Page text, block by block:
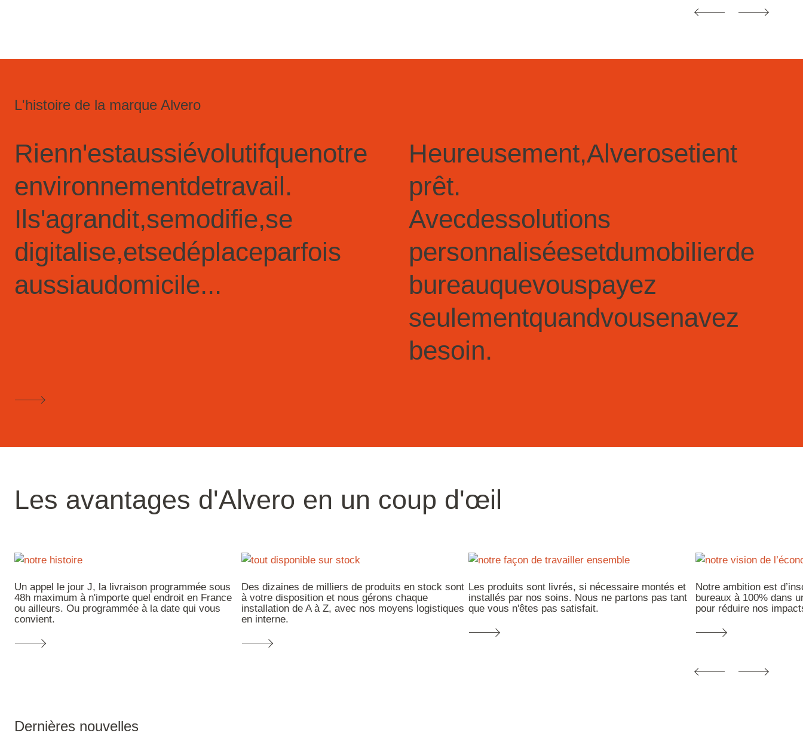
L'histoire de la marque Alvero
Rienn'estaussiévolutifquenotre
environnementdetravail.
Ils'agrandit,semodifie,se
digitalise,etsedéplaceparfois
aussiaudomicile...
Heureusement,Alverosetient
prêt.
Avecdessolutions
personnaliséesetdumobilierde
bureauquevouspayez
seulementquandvousenavez
besoin.
Les avantages d'Alvero en un coup d'œil
Un appel le jour J, la livraison programmée sous
48h maximum à n'importe quel endroit en France
ou ailleurs. Ou programmée à la date qui vous
convient.
Des dizaines de milliers de produits en stock sont
à votre disposition et nous gérons chaque
installation de A à Z, avec nos moyens logistiques
en interne.
Les produits sont livrés, si nécessaire montés et
installés par nos soins. Nous ne partons pas tant
que vous n'êtes pas satisfait.
Notre ambition est
bureaux à 100% dans
pour réduire nos
Dernières nouvelles